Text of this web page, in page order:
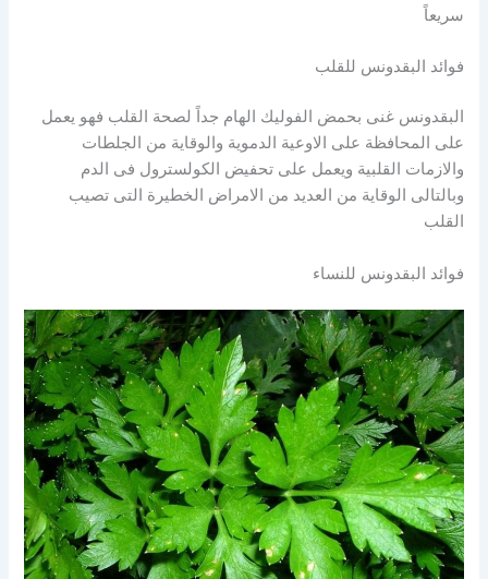
سريعاً
فوائد البقدونس للقلب
البقدونس غنى بحمض الفوليك الهام جداً لصحة القلب فهو يعمل
على المحافظة على الاوعية الدموية والوقاية من الجلطات
والازمات القلبية ويعمل على تحفيض الكولسترول فى الدم
وبالتالى الوقاية من العديد من الامراض الخطيرة التى تصيب
القلب
فوائد البقدونس للنساء